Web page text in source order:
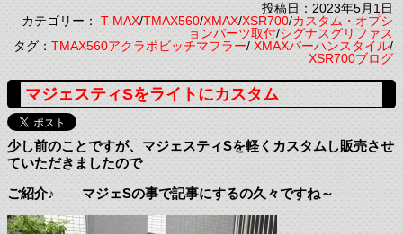
投稿日：2023年5月1日
カテゴリー：T-MAX/TMAX560/XMAX/XSR700/カスタム・オプシ
ョンパーツ取付/シグナスグリファス
タグ：TMAX560アクラポビッチマフラー/XMAXバーハンスタイル/
XSR700ブログ
マジェスティSをライトにカスタム
少し前のことですが、マジェスティSを軽くカスタムし販売させ
ていただきましたので
ご紹介♪ マジェSの事で記事にするの久々ですね～